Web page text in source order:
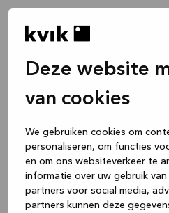
Deze website
van cookies
We gebruiken cookies om
personaliseren, om functies
en om ons websiteverkeer te
informatie over uw gebruik
partners voor social media,
partners kunnen deze